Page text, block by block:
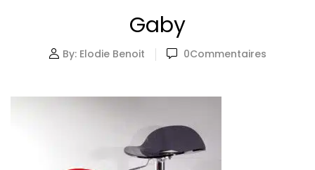
Gaby
By: Elodie Benoit 0Commentaires